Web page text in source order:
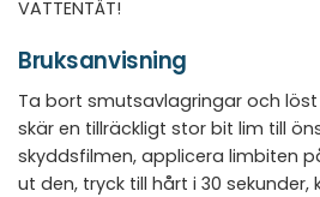
VATTENTÄT!
Bruksanvisning
Ta bort smutsavlagringar och
skär en tillräckligt stor bit lim till
skyddsfilmen, applicera limbiten
ut den, tryck till hårt i 30 sekunder,